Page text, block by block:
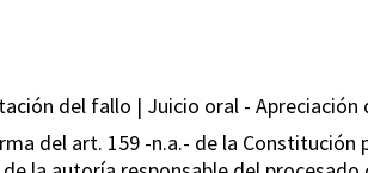
del fallo | Juicio oral - Apreciación
del art. 159 -n.a.- de la